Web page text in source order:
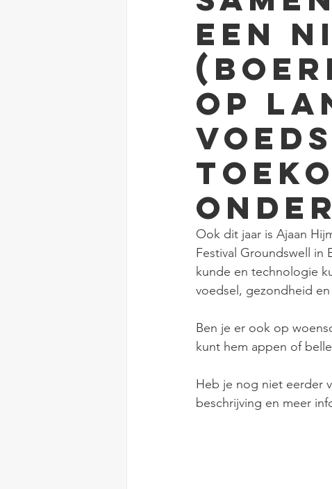
een
op
Ook dit jaar is Ajaan
Festival Groundswell in
kunde en technologie
voedsel, gezondheid
Ben je er ook op
kunt hem appen of
Heb je nog niet eerder
beschrijving en meer